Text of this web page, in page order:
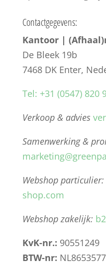
Contactgegevens:
Kantoor |
De Bleek 19b
7468 DK Enter,
Tel: +31 (0547) 820
Verkoop & advies
Samenwerking &
Webshop particulier:
shop.com
Webshop zakelijk:
KvK-nr.: 90551249
BTW-nr: